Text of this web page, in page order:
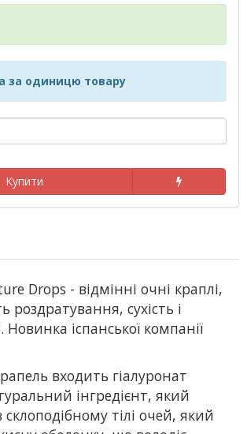
за одиницю товару
Купити
Drops - відмінні очні краплі,
роздратування, сухість і
іспанської компанії
входить гіалуронат
інгредієнт, який
склоподібному тілі очей, який